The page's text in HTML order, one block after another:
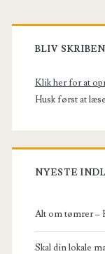
Sidebar
BLIV
Klik her for at
Husk først at læse
NYESTE
Alt om tømrer –
Skal din lokale